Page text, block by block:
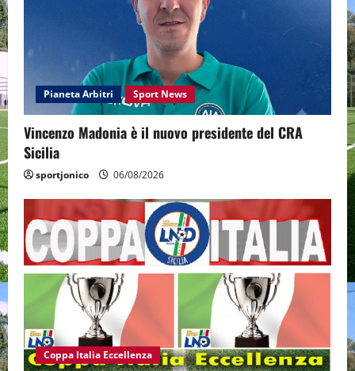
Pianeta Arbitri Sport News
Vincenzo Madonia è il nuovo presidente del CRA
Sicilia
sportjonico 06/08/2026
Coppa Italia Eccellenza